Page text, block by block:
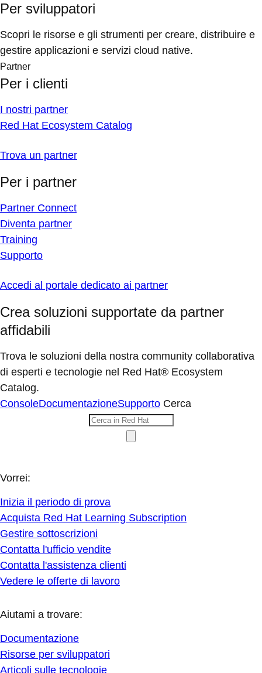
Per sviluppatori
Scopri le risorse e gli strumenti per creare, distribuire e
gestire applicazioni e servizi cloud native.
Partner
Per i clienti
I nostri partner
Red Hat Ecosystem Catalog
Trova un partner
Per i partner
Partner Connect
Diventa partner
Training
Supporto
Accedi al portale dedicato ai partner
Crea soluzioni supportate da partner
affidabili
Trova le soluzioni della nostra community collaborativa
di esperti e tecnologie nel Red Hat® Ecosystem
Catalog.
ConsoleDocumentazioneSupporto Cerca
Vorrei:
Inizia il periodo di prova
Acquista Red Hat Learning Subscription
Gestire sottoscrizioni
Contatta l'ufficio vendite
Contatta l'assistenza clienti
Vedere le offerte di lavoro
Aiutami a trovare:
Documentazione
Risorse per sviluppatori
Articoli sulle tecnologie